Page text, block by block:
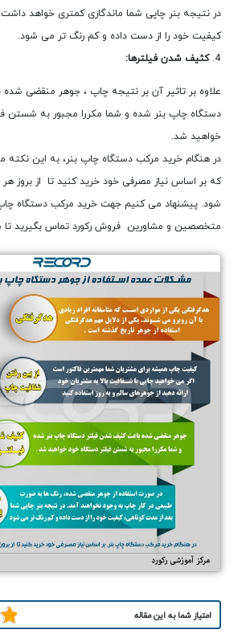
در نتیجه بنر چاپی شما ماندگاری کمتری خواهد
کیفیت خود را از دست داده و کم رنگ تر می شود.
کثیف شدن فیلترها:
علاوه بر تاثیر آن بر نتیجه چاپ ، جوهر منقضی
دستگاه چاپ بنر شده و شما مکررا مجبور به شستن
خواهید شد.
در هنگام خرید مرکب دستگاه چاپ بنر، به این
که بر اساس نیاز مصرفی خود خرید کنید تا از بروز
شود. پیشنهاد می کنیم جهت خرید مرکب دستگاه
متخصصین و مشاورین فروش رکورد تماس بگیرید تا
امتیاز شما به این مقاله